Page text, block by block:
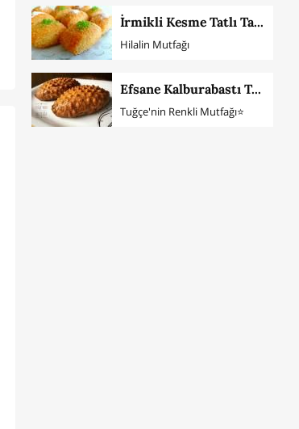
İrmikli Kesme Tatlı Tarifi
Hilalin Mutfağı
Efsane Kalburabastı Tatlısı
Tuğçe'nin Renkli Mutfağı⭐️